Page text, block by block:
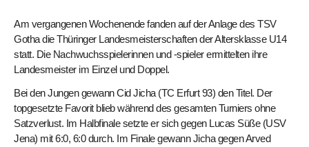
Am vergangenen Wochenende fanden auf der Anlage des TSV
Gotha die Thüringer Landesmeisterschaften der Altersklasse U14
statt. Die Nachwuchsspielerinnen und -spieler ermittelten ihre
Landesmeister im Einzel und Doppel.
Bei den Jungen gewann Cid Jicha (TC Erfurt 93) den Titel. Der
topgesetzte Favorit blieb während des gesamten Turniers ohne
Satzverlust. Im Halbfinale setzte er sich gegen Lucas Süße (USV
Jena) mit 6:0, 6:0 durch. Im Finale gewann Jicha gegen Arved